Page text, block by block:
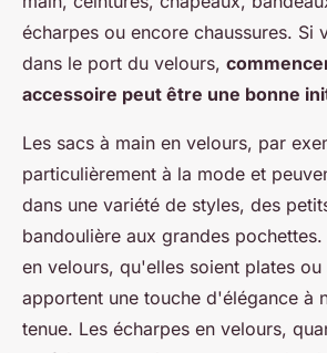
écharpes ou encore chaussures. Si
dans le port du velours,
accessoire peut être une bonne
Les sacs à main en velours, par
particulièrement à la mode et
dans une variété de styles, des
bandoulière aux grandes pochettes.
en velours, qu'elles soient plates ou
apportent une touche d'élégance à
tenue. Les écharpes en velours,